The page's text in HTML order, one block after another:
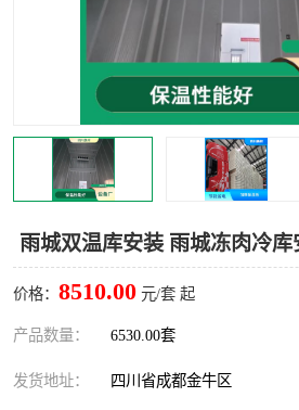
雨城双温库安装 雨城冻肉冷
价格： 8510.00 元/套 起
产品数量： 6530.00套
发货地址： 四川省成都金牛区
乐山冻库,乐山保鲜冷库 自
雅安冷库,雅安冻库 攀
冻
内江冷库，内江冻库 宜